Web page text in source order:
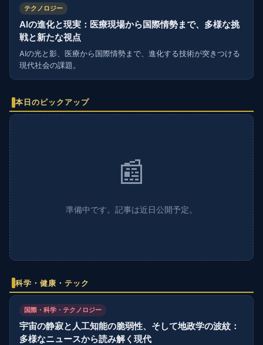
テクノロジー
AIの進化と現実：医療現場から国際情勢まで、多様な挑
戦と新たな視点
AIの光と影、医療から国際情勢まで、進化する技術が突きつける
現代社会の課題。
本日のピックアップ
📰
準備中です。記事は近日公開予定。
科学・健康・テック
国際・科学・テクノロジー
宇宙の静寂と人工知能の脆弱性、そして地政学の波紋：
多様なニュースから読み解く現代